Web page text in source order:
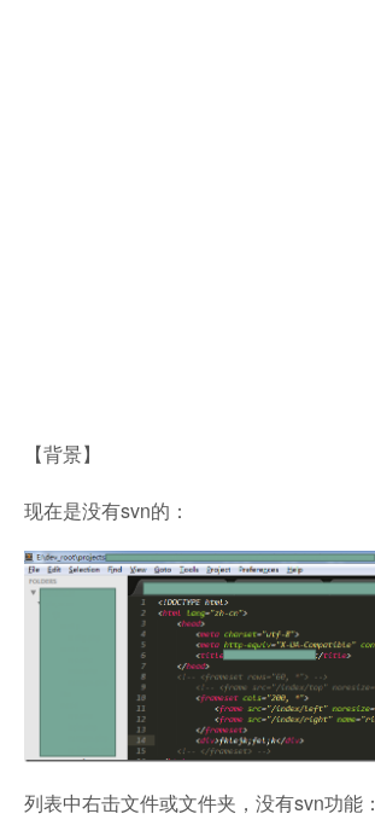
【背景】
现在是没有svn的：
列表中右击文件或文件夹，没有svn功能：